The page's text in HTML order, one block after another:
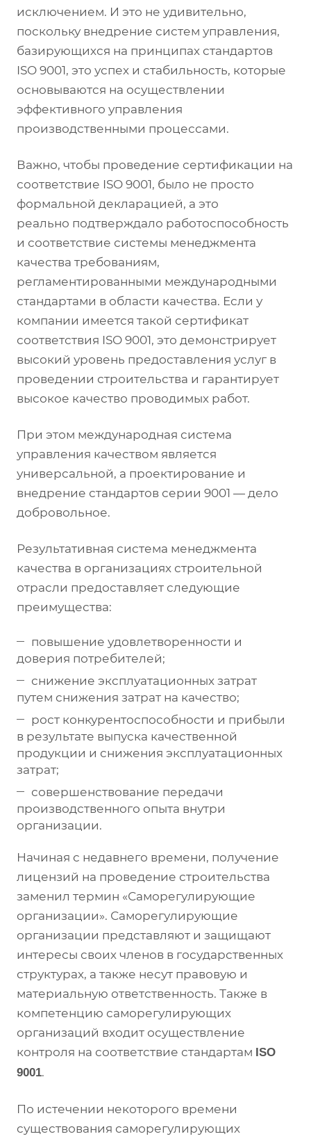
исключением. И это не удивительно,
поскольку внедрение систем управления,
базирующихся на принципах стандартов
ISO 9001, это успех и стабильность, которые
основываются на осуществлении
эффективного управления
производственными процессами.
Важно, чтобы проведение сертификации на
соответствие ISO 9001, было не просто
формальной декларацией, а это
реально подтверждало работоспособность
и соответствие системы менеджмента
качества требованиям,
регламентированными международными
стандартами в области качества. Если у
компании имеется такой сертификат
соответствия ISO 9001, это демонстрирует
высокий уровень предоставления услуг в
проведении строительства и гарантирует
высокое качество проводимых работ.
При этом международная система
управления качеством является
универсальной, а проектирование и
внедрение стандартов серии 9001 — дело
добровольное.
Результативная система менеджмента
качества в организациях строительной
отрасли предоставляет следующие
преимущества:
повышение удовлетворенности и
доверия потребителей;
снижение эксплуатационных затрат
путем снижения затрат на качество;
рост конкурентоспособности и прибыли
в результате выпуска качественной
продукции и снижения эксплуатационных
затрат;
совершенствование передачи
производственного опыта внутри
организации.
Начиная с недавнего времени, получение
лицензий на проведение строительства
заменил термин «Саморегулирующие
организации». Саморегулирующие
организации представляют и защищают
интересы своих членов в государственных
структурах, а также несут правовую и
материальную ответственность. Также в
компетенцию саморегулирующих
организаций входит осуществление
контроля на соответствие стандартам ISO
9001.
По истечении некоторого времени
существования саморегулирующих